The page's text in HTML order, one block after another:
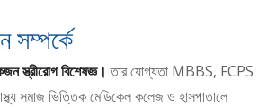
সম্পর্কে
স্ত্রীরোগ বিশেষজ্ঞ। তার যোগ্যতা MBBS, FCPS
সমাজ ভিত্তিক মেডিকেল কলেজ ও হাসপাতালে